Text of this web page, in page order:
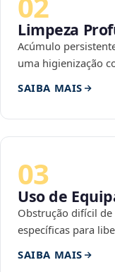
Limpeza
Acúmulo
uma higienização
SAIBA MAIS
03
Uso de
Obstrução difícil
específicas para
SAIBA MAIS